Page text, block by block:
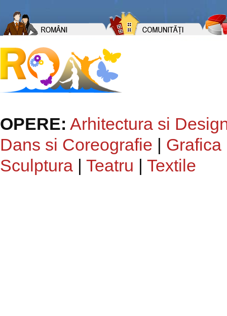
OPERE: Arhitectura si
Dans si Coreografie | Grafica
Sculptura | Teatru | Textile